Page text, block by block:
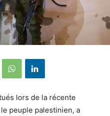
lors de la récente
peuple palestinien, a